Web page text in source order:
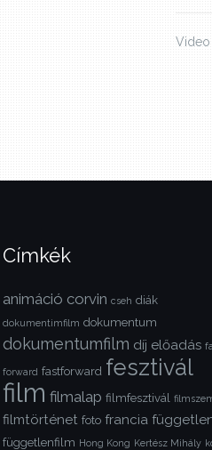
Video
Címkék
animáció corvin cseh diák
dokumentimfilm dokumentum
dokumentumfilm díj előadás
forward fastforward fesztivál
film filmalap filmfesztivál
filmtörténet foto francia
függetlenfilm Hong Kong Kertész Mihály